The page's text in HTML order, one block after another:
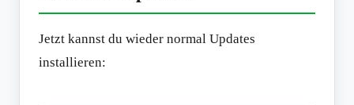
Jetzt kannst du wieder normal Updates
installieren: